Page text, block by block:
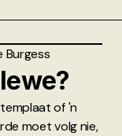
Burgess
of 'n
moet volg nie,